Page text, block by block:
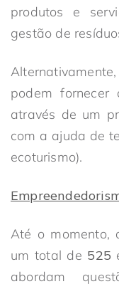
produtos e
gestão de
podem fornecer
através de um
com a ajuda de
ecoturismo).
Até o momento,
um total de 525
abordam